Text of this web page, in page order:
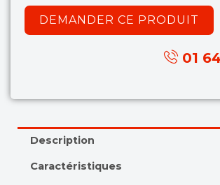
DEMANDER CE PRODUIT
01
Description
Caractéristiques